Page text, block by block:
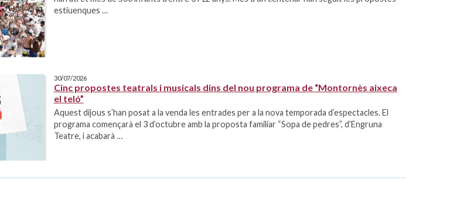
estiuenques …
30/07/2026
Cinc propostes teatrals i musicals dins del nou programa de “Montornès aixeca
el teló”
Aquest dijous s’han posat a la venda les entrades per a la nova temporada d’espectacles. El
programa començarà el 3 d’octubre amb la proposta familiar “Sopa de pedres”, d’Engruna
Teatre, i acabarà …